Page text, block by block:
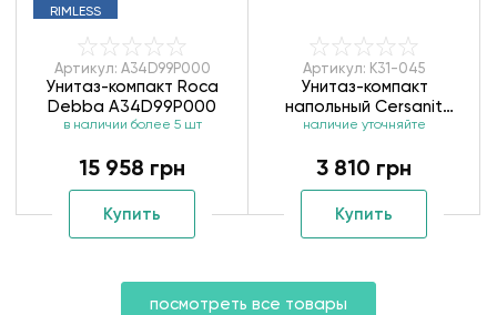
RIMLESS
Артикул: A34D99P000
Унитаз-компакт Roca
Debba A34D99P000
в наличии более 5 шт
15 958 грн
Купить
Артикул: K31-045
Унитаз-компакт
напольный Cersanit
Carina CleanOn K31-045
наличие уточняйте
3 810 грн
Купить
посмотреть все товары